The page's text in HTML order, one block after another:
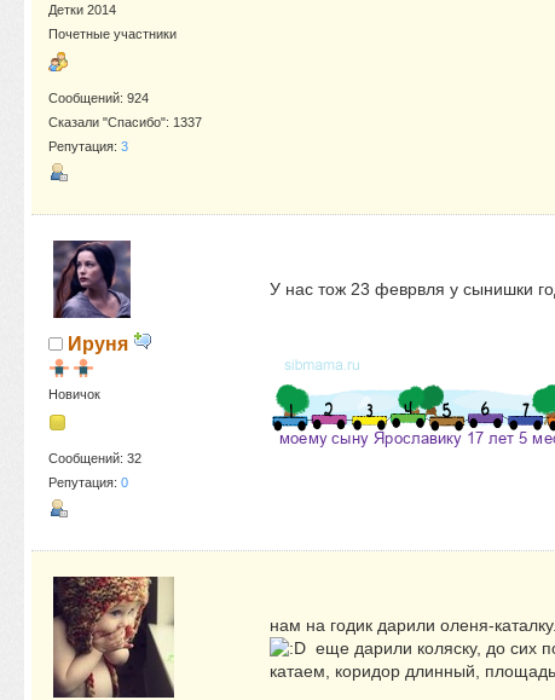
Детки 2014
Почетные участники
Сообщений: 924
Сказали "Спасибо": 1337
Репутация: 3
Ируня
Новичок
Сообщений: 32
Репутация: 0
У нас тож 23 феврвля у сынишки
нам на годик дарили оленя-
еще дарили коляску, до сих
катаем, коридор длинный,